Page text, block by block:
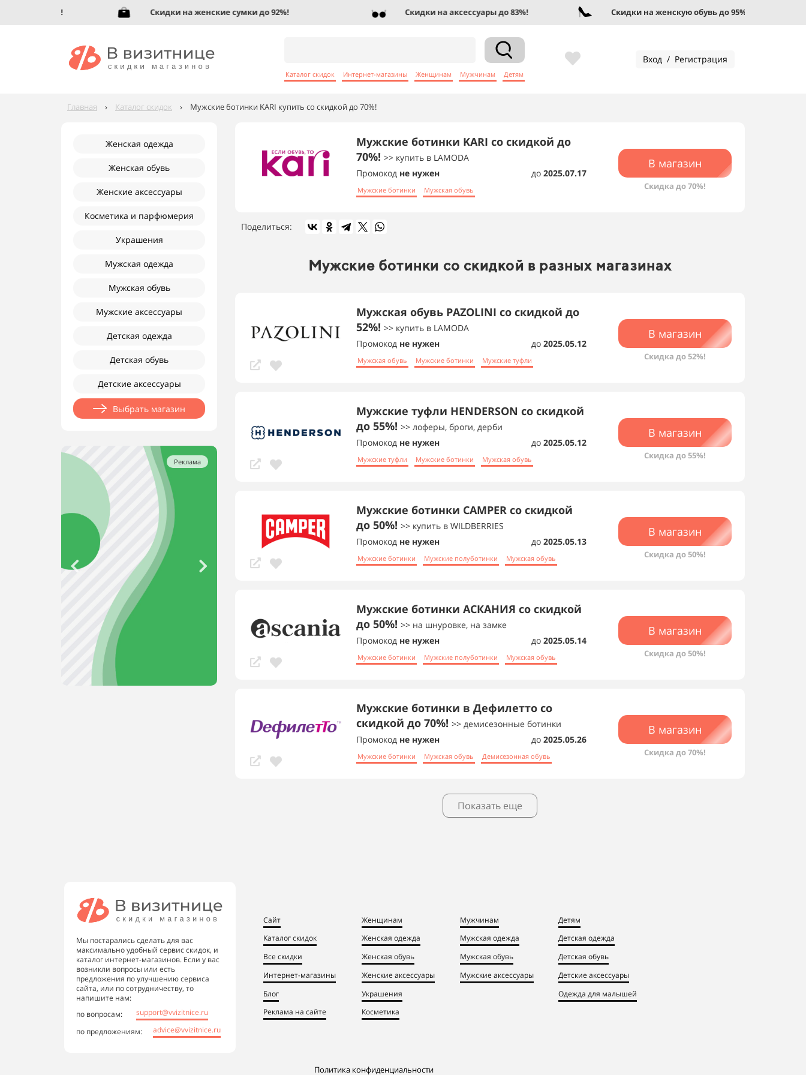
Скидки на женские сумки до 92%! Скидки на аксессуары до 83%! Скидки на женскую обувь до 95%!
Каталог скидок Интернет-магазины Женщинам Мужчинам Детям
Вход / Регистрация
Главная › Каталог скидок › Мужские ботинки KARI купить со скидкой до 70%!
Женская одежда
Женская обувь
Женские аксессуары
Косметика и парфюмерия
Украшения
Мужская одежда
Мужская обувь
Мужские аксессуары
Детская одежда
Детская обувь
Детские аксессуары
Выбрать магазин
Реклама
Мужские ботинки KARI со скидкой до
70%! >> купить в LAMODA
Промокод не нужен до 2025.07.17
Мужские ботинки Мужская обувь
В магазин
Скидка до 70%!
Поделиться:
Мужские ботинки со скидкой в разных магазинах
Мужская обувь PAZOLINI со скидкой до
52%! >> купить в LAMODA
Промокод не нужен до 2025.05.12
Мужская обувь Мужские ботинки Мужские туфли
В магазин
Скидка до 52%!
Мужские туфли HENDERSON со скидкой
до 55%! >> лоферы, броги, дерби
Промокод не нужен до 2025.05.12
Мужские туфли Мужские ботинки Мужская обувь
В магазин
Скидка до 55%!
Мужские ботинки CAMPER со скидкой
до 50%! >> купить в WILDBERRIES
Промокод не нужен до 2025.05.13
Мужские ботинки Мужские полуботинки Мужская обувь
В магазин
Скидка до 50%!
Мужские ботинки АСКАНИЯ со скидкой
до 50%! >> на шнуровке, на замке
Промокод не нужен до 2025.05.14
Мужские ботинки Мужские полуботинки Мужская обувь
В магазин
Скидка до 50%!
Мужские ботинки в Дефилетто со
скидкой до 70%! >> демисезонные ботинки
Промокод не нужен до 2025.05.26
Мужские ботинки Мужская обувь Демисезонная обувь
В магазин
Скидка до 70%!
Показать еще
Мы постарались сделать для вас
максимально удобный сервис скидок, и
каталог интернет-магазинов. Если у вас
возникли вопросы или есть
предложения по улучшению сервиса
сайта, или по сотрудничеству, то
напишите нам:
по вопросам:
support@vvizitnice.ru
по предложениям:
advice@vvizitnice.ru
Сайт
Каталог скидок
Все скидки
Интернет-магазины
Блог
Реклама на сайте
Женщинам
Женская одежда
Женская обувь
Женские аксессуары
Украшения
Косметика
Мужчинам
Мужская одежда
Мужская обувь
Мужские аксессуары
Детям
Детская одежда
Детская обувь
Детские аксессуары
Одежда для малышей
Политика конфиденциальности